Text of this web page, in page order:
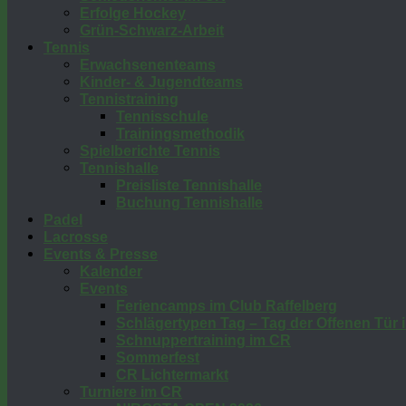
Erfolge Hockey
Grün-Schwarz-Arbeit
Tennis
Erwachsenenteams
Kinder- & Jugendteams
Tennistraining
Tennisschule
Trainingsmethodik
Spielberichte Tennis
Tennishalle
Preisliste Tennishalle
Buchung Tennishalle
Padel
Lacrosse
Events & Presse
Kalender
Events
Feriencamps im Club Raffelberg
Schlägertypen Tag – Tag der Offenen Tür
Schnuppertraining im CR
Sommerfest
CR Lichtermarkt
Turniere im CR